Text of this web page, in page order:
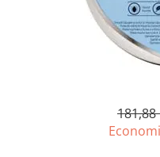
Afecțiuni hepatice
Afecțiuni neurologice
Afecțiuni renale și urinare
Afecțiuni respiratorii
Afecțiuni hepatice
Afecțiuni neurologice
Afecțiuni respiratorii
Afecțiuni renale și urinare
181,88